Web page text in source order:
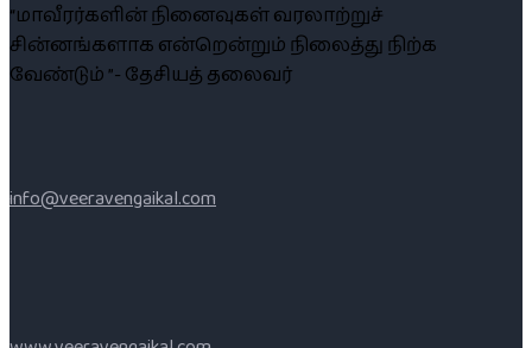
“மாவீரர்களின் நினைவுகள் வரலாற்றுச்
சின்னங்களாக என்றென்றும் நிலைத்து நிற்க
வேண்டும் ”- தேசியத் தலைவர்
info@veeravengaikal.com